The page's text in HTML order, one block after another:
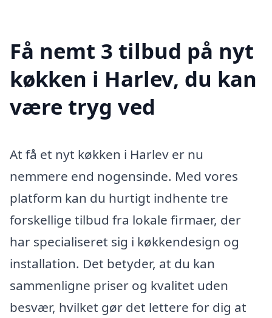
Få nemt 3 tilbud på nyt
køkken i Harlev, du kan
være tryg ved
At få et nyt køkken i Harlev er nu
nemmere end nogensinde. Med vores
platform kan du hurtigt indhente tre
forskellige tilbud fra lokale firmaer, der
har specialiseret sig i køkkendesign og
installation. Det betyder, at du kan
sammenligne priser og kvalitet uden
besvær, hvilket gør det lettere for dig at